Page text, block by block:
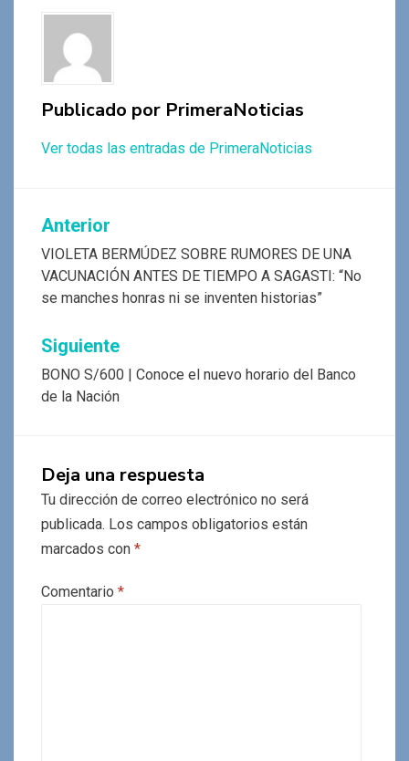
o
k
p
Publicado por PrimeraNoticias
Ver todas las entradas de PrimeraNoticias
Navegación
de
entradas
Anterior
VIOLETA BERMÚDEZ SOBRE RUMORES DE UNA
VACUNACIÓN ANTES DE TIEMPO A SAGASTI: “No
se manches honras ni se inventen historias”
Siguiente
BONO S/600 | Conoce el nuevo horario del Banco
de la Nación
Deja una respuesta
Tu dirección de correo electrónico no será
publicada. Los campos obligatorios están
marcados con *
Comentario *